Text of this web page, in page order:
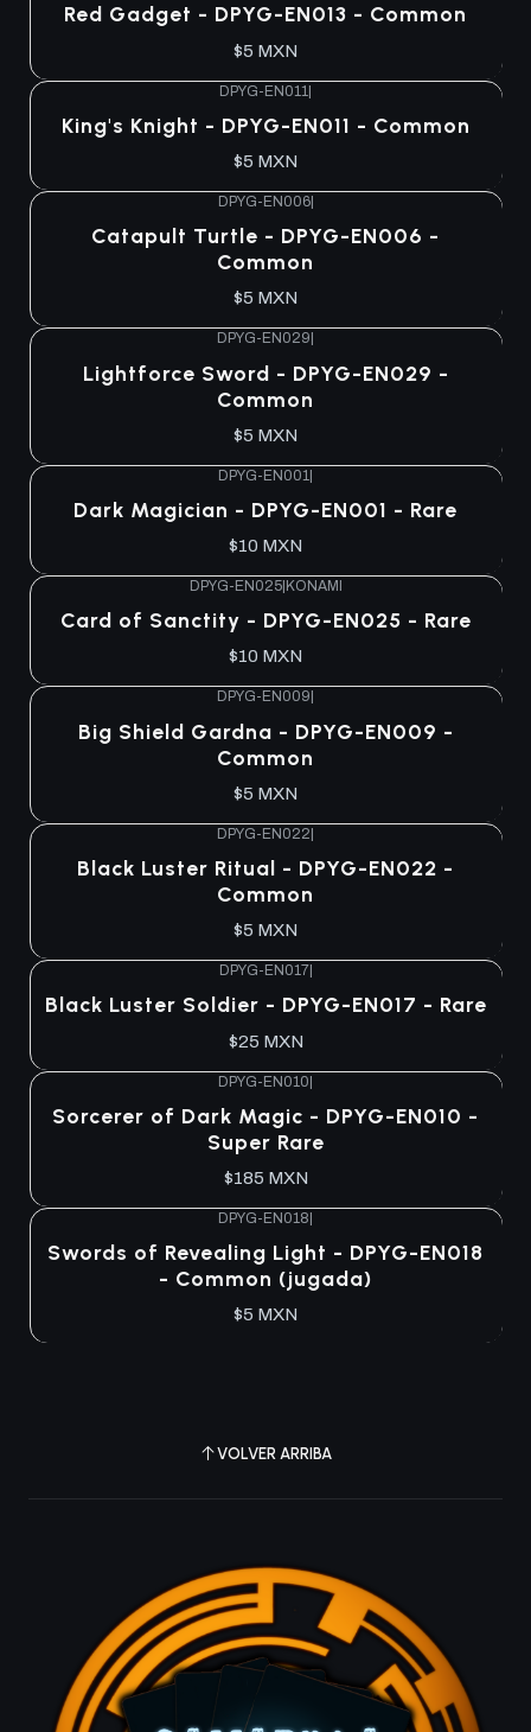
Red Gadget - DPYG-EN013 - Common
$5 MXN
DPYG-EN011 |
King's Knight - DPYG-EN011 - Common
$5 MXN
DPYG-EN006|
Catapult Turtle - DPYG-EN006 -
Common
$5 MXN
DPYG-EN029
Lightforce Sword - DPYG-EN029 -
Common
$5 MXN
DPYG-EN001 |
Dark Magician - DPYG-EN001 - Rare
$10 MXN
DPYG-EN025| KONAMI
Card of Sanctity - DPYG-EN025 - Rare
$10 MXN
DPYG-EN009
Big Shield Gardna - DPYG-EN009 -
Common
$5 MXN
DPYG-EN022|
Black Luster Ritual - DPYG-EN022 -
Common
$5 MXN
DPYG-EN017|
Black Luster Soldier - DPYG-EN017 - Rare
$25 MXN
DPYG-EN010|
Sorcerer of Dark Magic - DPYG-EN010 -
Super Rare
$185 MXN
DPYG-EN018
Swords of Revealing Light - DPYG-EN018
- Common (jugada)
$5 MXN
VOLVER ARRIBA